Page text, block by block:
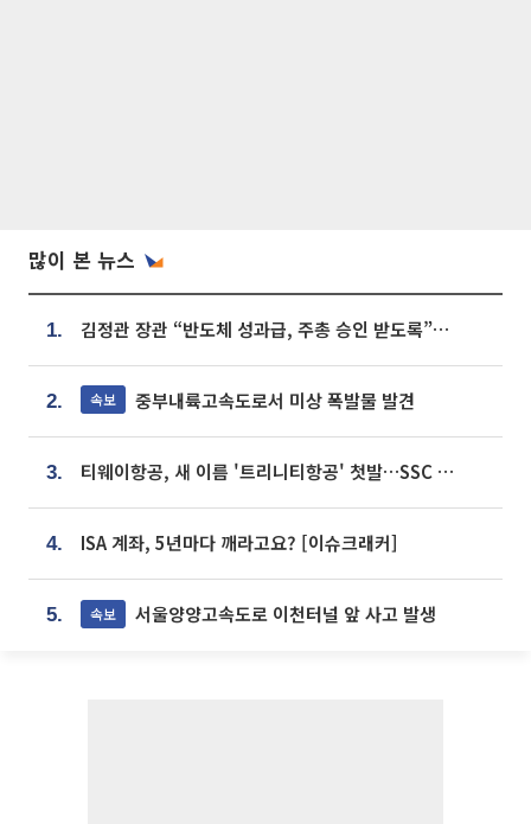
많이 본 뉴스
1. 김정관 장관 “반도체 성과급, 주총 승인 받도록”…상법·자본시장법 개정 시사
2. 속보 중부내륙고속도로서 미상 폭발물 발견
3. 티웨이항공, 새 이름 '트리니티항공' 첫발…SSC 전략 본격화
4. ISA 계좌, 5년마다 깨라고요? [이슈크래커]
5. 속보 서울양양고속도로 이천터널 앞 사고 발생